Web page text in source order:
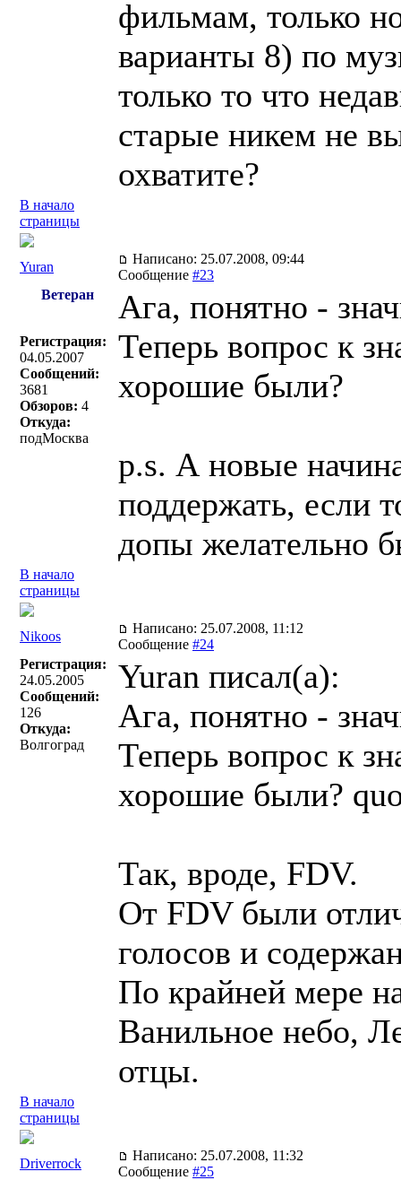
фильмам, только
варианты 8) по
только то что
старые никем не
охватите?
В начало
страницы
Yuran
Написано: 25.07.2008, 09:44
Сообщение #23
Ветеран
Регистрация:
04.05.2007
Сообщений:
3681
Обзоров: 4
Откуда:
подМосква
Ага, понятно -
Теперь вопрос к
хорошие были?
p.s. А новые
поддержать, если
допы желательно
В начало
страницы
Nikoos
Написано: 25.07.2008, 11:12
Сообщение #24
Регистрация:
24.05.2005
Сообщений:
126
Откуда:
Волгоград
Yuran писал(a):
Ага, понятно -
Теперь вопрос к
хорошие были?
Так, вроде, FDV.
От FDV были
голосов и
По крайней мере
Ванильное небо,
отцы.
В начало
страницы
Driverrock
Написано: 25.07.2008, 11:32
Сообщение #25